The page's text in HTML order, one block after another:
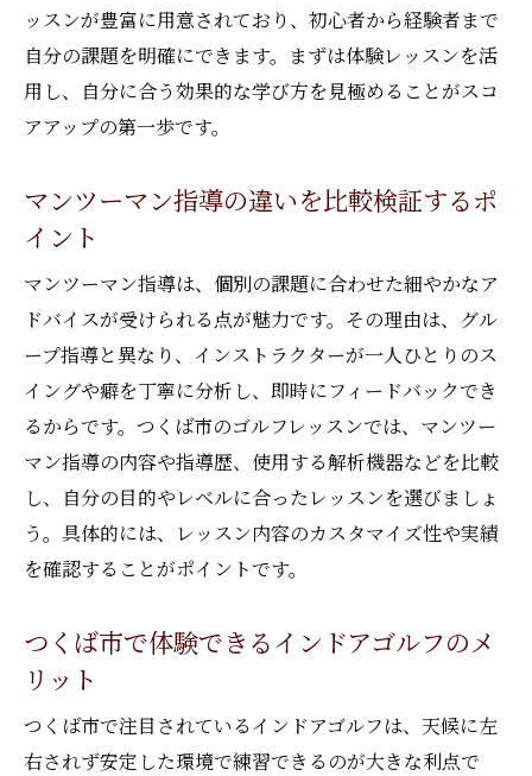
ッスンが豊富に用意されており、初心者から経験者まで
自分の課題を明確にできます。まずは体験レッスンを活
用し、自分に合う効果的な学び方を見極めることがスコ
アアップの第一歩です。
マンツーマン指導の違いを比較検証するポ
イント
マンツーマン指導は、個別の課題に合わせた細やかなア
ドバイスが受けられる点が魅力です。その理由は、グル
ープ指導と異なり、インストラクターが一人ひとりのス
イングや癖を丁寧に分析し、即時にフィードバックでき
るからです。つくば市のゴルフレッスンでは、マンツー
マン指導の内容や指導歴、使用する解析機器などを比較
し、自分の目的やレベルに合ったレッスンを選びましょ
う。具体的には、レッスン内容のカスタマイズ性や実績
を確認することがポイントです。
つくば市で体験できるインドアゴルフのメ
リット
つくば市で注目されているインドアゴルフは、天候に左
右されず安定した環境で練習できるのが大きな利点で